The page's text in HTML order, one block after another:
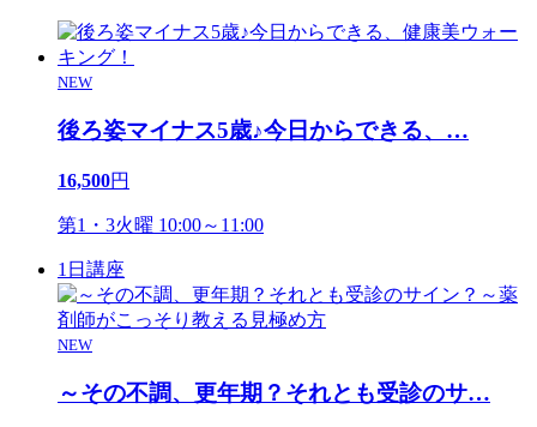
NEW
後ろ姿マイナス5歳♪今日からできる、 …
16,500円
第1・3火曜 10:00～11:00
1日講座
NEW
～その不調、更年期？それとも受診のサ…